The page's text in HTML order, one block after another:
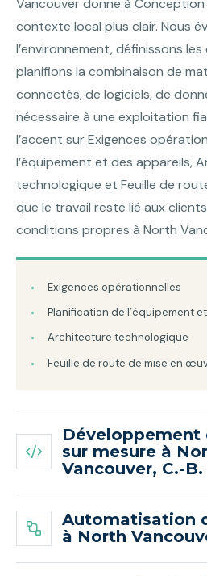
contexte local plus clair. Nous
l’environnement, définissons
planifions la combinaison de
connectés, de logiciels, de
nécessaire à une exploitation
l’accent sur Exigences
l’équipement et des appareils,
technologique et Feuille de
que le travail reste lié aux
conditions propres à North
Exigences opérationnelles
Planification de l’équipement
Architecture technologique
Feuille de route de mise en
Développement
sur mesure à
Vancouver, C.-B.
Automatisation
à North